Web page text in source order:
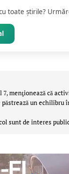
toate știrile?
7, menţionează că
păstrează un
sunt de interes